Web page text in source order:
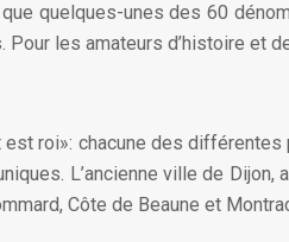
quelques-unes des 60
les amateurs d’histoire et
roi»: chacune des
L’ancienne ville de Dijon,
Côte de Beaune et